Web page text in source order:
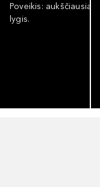
Poveikis: aukščiausias
lygis.